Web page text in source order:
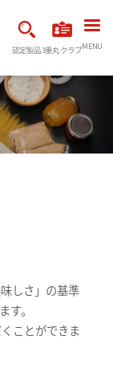
認定製品3重丸クラブMENU
しさ」の基準
す。
ことができま